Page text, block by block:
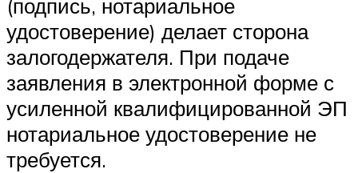
(подпись, нотариальное
удостоверение) делает сторона
залогодержателя. При подаче
заявления в электронной форме с
усиленной квалифицированной ЭП
нотариальное удостоверение не
требуется.